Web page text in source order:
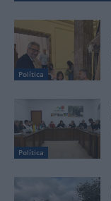
Política
Política